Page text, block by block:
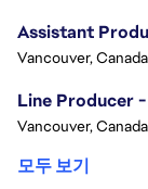
Assistant
Vancouver, Canada
Line Producer -
Vancouver, Canada
모두 보기